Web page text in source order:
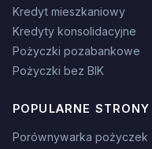
Kredyt mieszkaniowy
Kredyty konsolidacyjne
Pożyczki pozabankowe
Pożyczki bez BIK
POPULARNE STRONY
Porównywarka pożyczek